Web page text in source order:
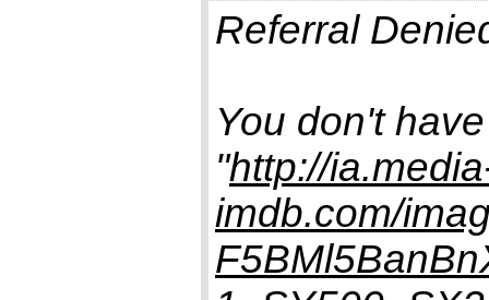
Referral
You don't
"http://
imdb.com/